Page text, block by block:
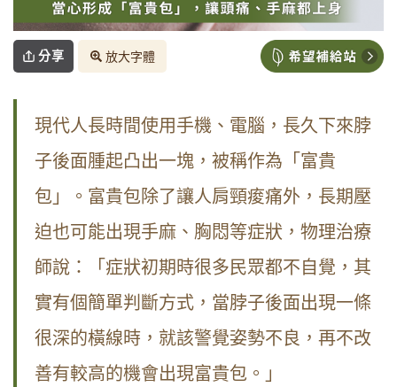
分享 放大字體
現代人長時間使用手機、電腦，長久下來脖
子後面腫起凸出一塊，被稱作為「富貴
包」。富貴包除了讓人肩頸痠痛外，長期壓
迫也可能出現手麻、胸悶等症狀，物理治療
師說：「症狀初期時很多民眾都不自覺，其
實有個簡單判斷方式，當脖子後面出現一條
很深的橫線時，就該警覺姿勢不良，再不改
善有較高的機會出現富貴包。」